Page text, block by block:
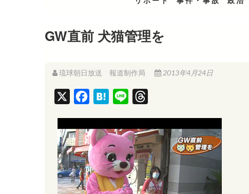
GW直前 犬猫管理を
琉球朝日放送 報道制作局 2013年4月24日
c
e
b
o
o
H
t
e
n
a
n
e
r
e
a
d
s